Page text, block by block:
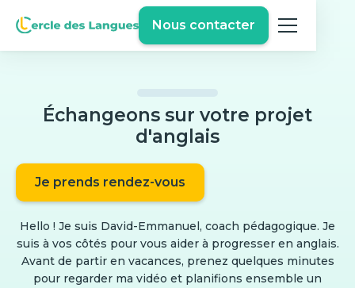
Nous contacter
Échangeons sur votre projet
d'anglais
Je prends rendez-vous
Hello ! Je suis David-Emmanuel, coach pédagogique. Je
suis à vos côtés pour vous aider à progresser en anglais.
Avant de partir en vacances, prenez quelques minutes
pour regarder ma vidéo et planifions ensemble un